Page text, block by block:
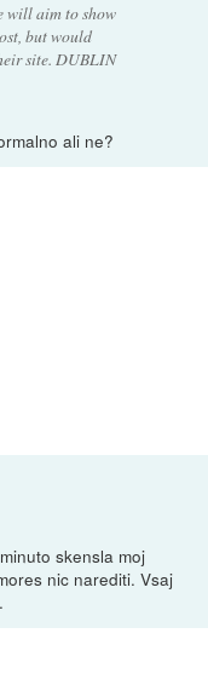
will aim to show
but would
site. DUBLIN
ali ne?
skensla moj
nic narediti. Vsaj